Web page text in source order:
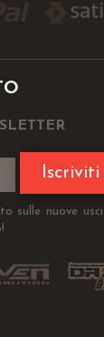
Iscriviti
sulle nuove